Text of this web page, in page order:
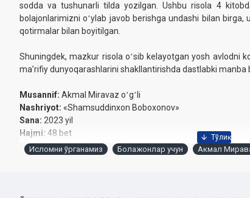
sodda va tushunarli tilda yozilgan. Ushbu risola 4
bolajonlarimizni oʻylab javob berishga undashi bilan birga,
qotirmalar bilan boyitilgan.
Shuningdek, mazkur risola oʻsib kelayotgan yosh avlodni
maʼrifiy dunyoqarashlarini shakllantirishda dastlabki manba
Musannif: Akmal Miravaz oʻgʻli
Nashriyot: «Shamsuddinxon Boboxonov»
Sana: 2023 yil
Hajmi: 48 bet
ISBN:978-9943-12-730-2
Исломни ўрганамиз Болажонлар учун Акмал